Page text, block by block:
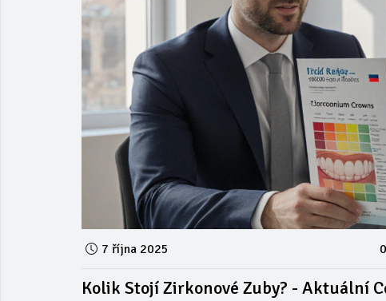
7 října 2025
Kolik Stojí Zirkonové Zuby? - Aktuální